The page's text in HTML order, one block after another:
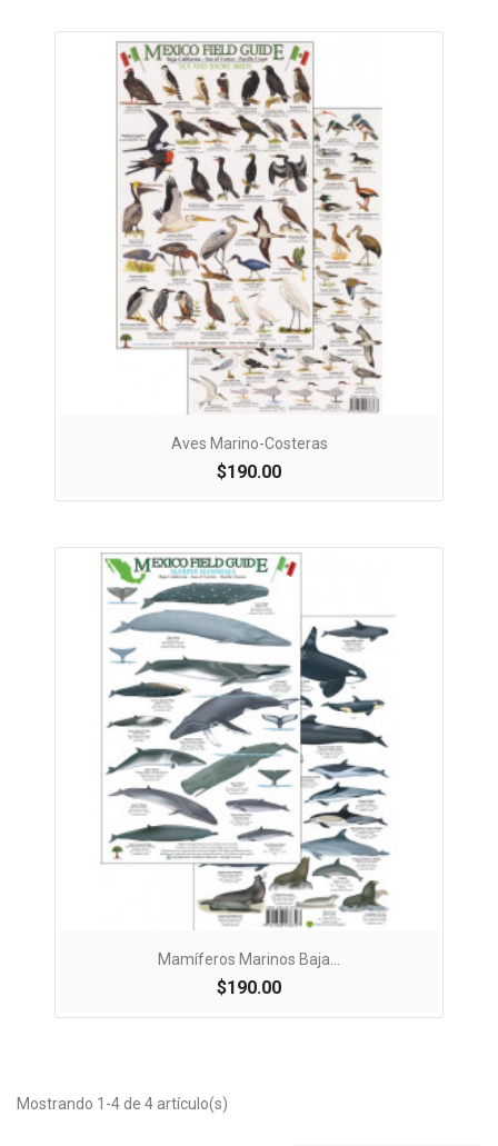
Aves Marino-Costeras
$190.00
Mamíferos Marinos Baja...
$190.00
Mostrando 1-4 de 4 artículo(s)